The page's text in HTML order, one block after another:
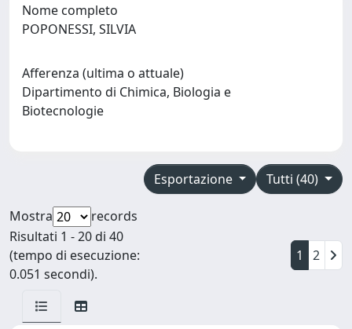
Nome completo
POPONESSI, SILVIA
Afferenza (ultima o attuale)
Dipartimento di Chimica, Biologia e
Biotecnologie
Tutti (40)
Esportazione
Mostra
records
Risultati 1 - 20 di 40
(tempo di esecuzione:
0.051 secondi).
1 2